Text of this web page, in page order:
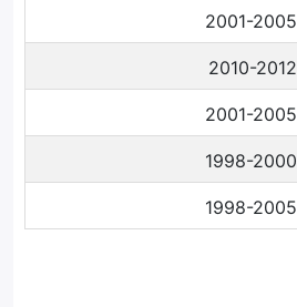
2001-2005
2010-2012
2001-2005
1998-2000
1998-2005